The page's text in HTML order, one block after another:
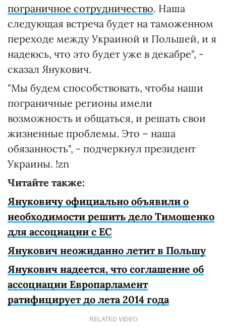
пограничное сотрудничество. Наша
следующая встреча будет на таможенном
переходе между Украиной и Польшей, и я
надеюсь, что это будет уже в декабре", -
сказал Янукович.
"Мы будем способствовать, чтобы наши
пограничные регионы имели
возможность и общаться, и решать свои
жизненные проблемы. Это – наша
обязанность", - подчеркнул президент
Украины. !zn
Читайте также:
Януковичу официально объявили о
необходимости решить дело Тимошенко
для ассоциации с ЕС
Янукович неожиданно летит в Польшу
Янукович надеется, что соглашение об
ассоциации Европарламент
ратифицирует до лета 2014 года
RELATED VIDEO